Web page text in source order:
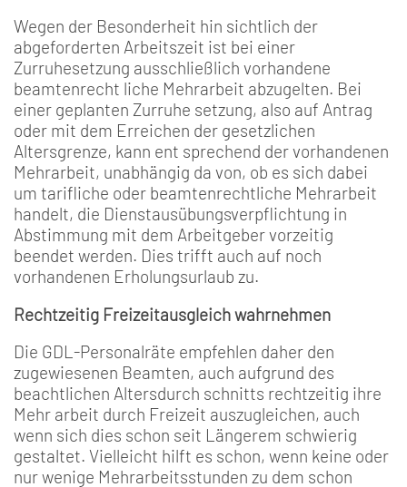
Wegen der Besonderheit hin­ sichtlich der
abgeforderten Arbeitszeit ist bei einer
Zurruhesetzung ausschließlich vorhandene
beamtenrecht­ liche Mehrarbeit abzugelten. Bei
einer geplanten Zurruhe­ setzung, also auf Antrag
oder mit dem Erreichen der gesetz­lichen
Altersgrenze, kann ent­ sprechend der vorhandenen
Mehrarbeit, unabhängig da­ von, ob es sich dabei
um tarif­liche oder beamtenrechtliche Mehrarbeit
handelt, die Dienstausübungsverpflichtung in
Abstimmung mit dem Arbeitgeber vorzeitig
beendet werden. Dies trifft auch auf noch
vorhandenen Erholungs­urlaub zu.
Rechtzeitig Freizeitausgleich wahrnehmen
Die GDL­-Personalräte empfeh­len daher den
zugewiesenen Beamten, auch aufgrund des
beachtlichen Altersdurch­ schnitts rechtzeitig ihre
Mehr­ arbeit durch Freizeit auszugleichen, auch
wenn sich dies schon seit Längerem schwierig
gestaltet. Vielleicht hilft es schon, wenn keine oder
nur wenige Mehrarbeitsstunden zu dem schon